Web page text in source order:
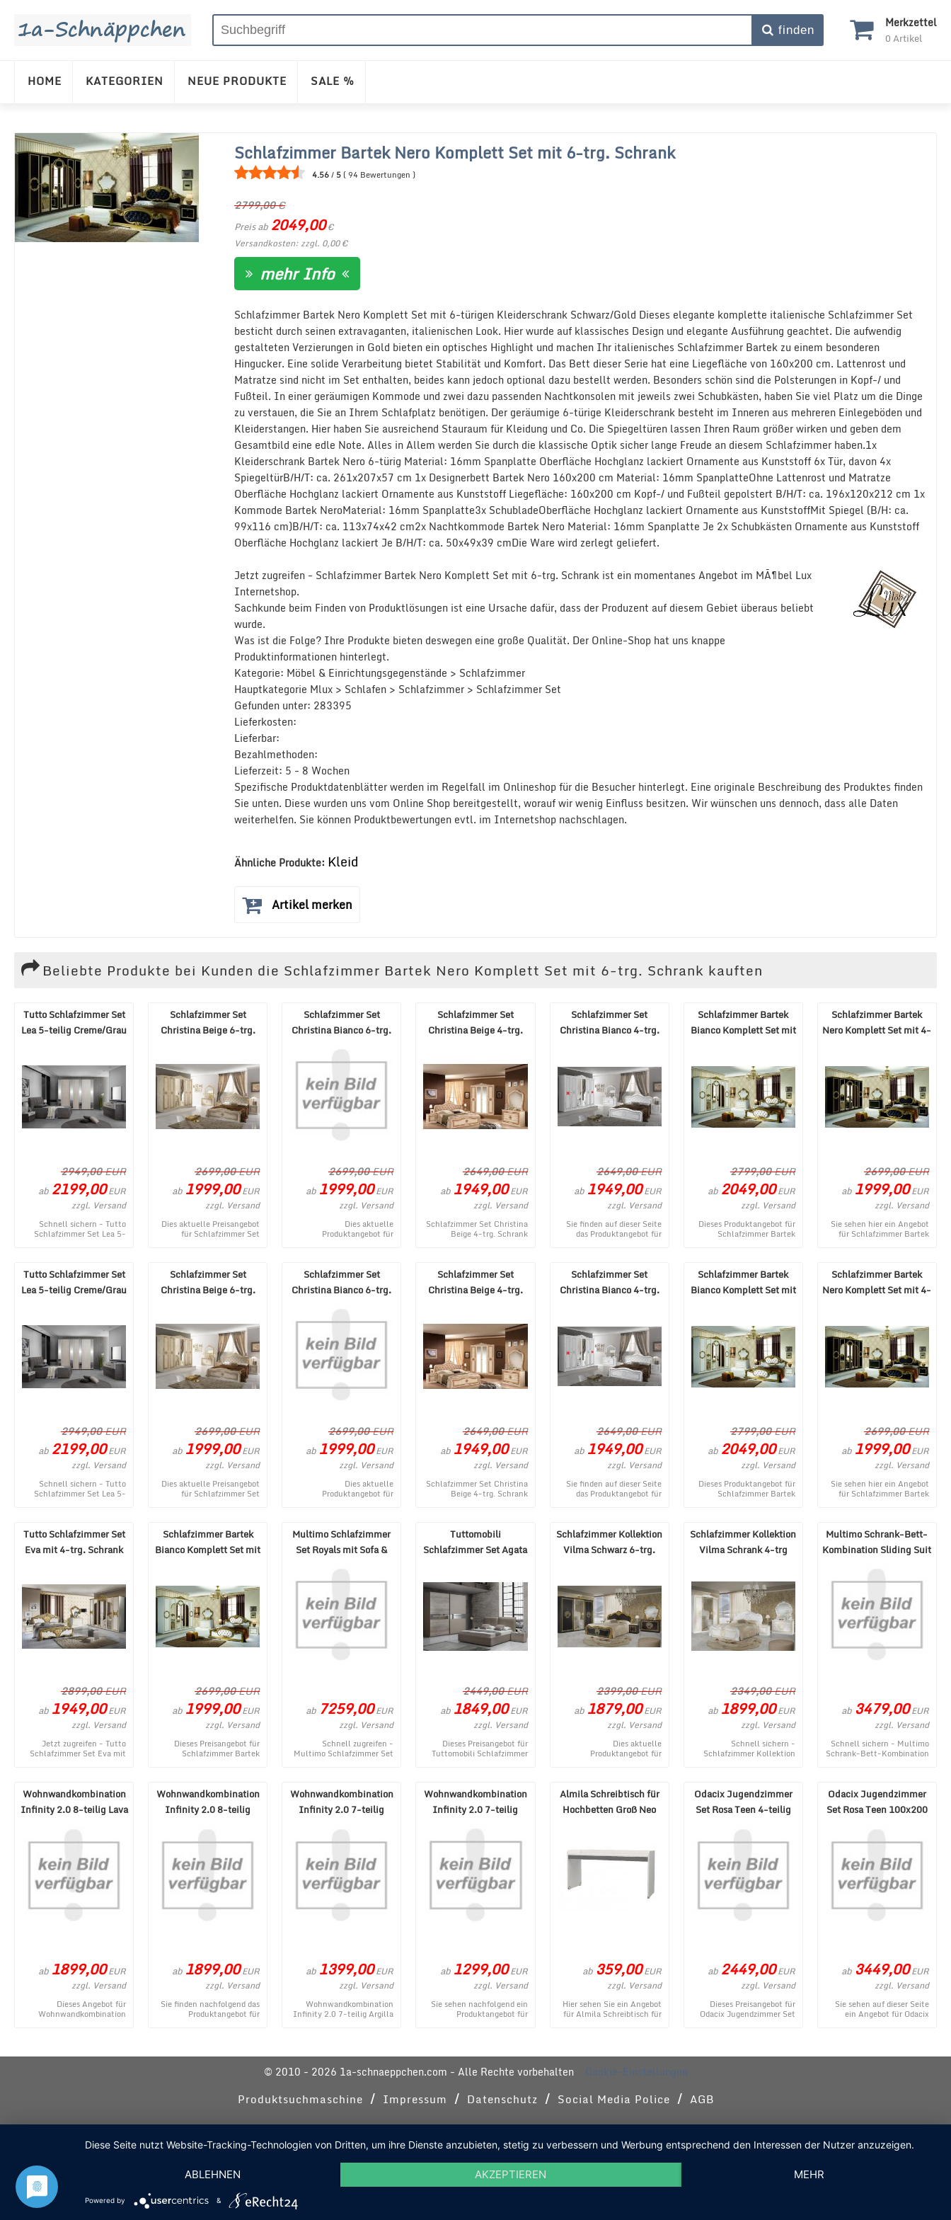
finden Merkzettel
0Artikel
HOME KATEGORIEN NEUE PRODUKTE SALE %
Schlafzimmer Bartek Nero Komplett Set mit 6-trg. Schrank
4.56/ 5 (94 Bewertungen )
2799,00€
Preis ab 2049,00€
Versandkosten: zzgl. 0,00 €
mehr Info
Schlafzimmer Bartek Nero Komplett Set mit 6-türigen Kleiderschrank Schwarz/Gold Dieses elegante komplette italienische Schlafzimmer Set
besticht durch seinen extravaganten, italienischen Look. Hier wurde auf klassisches Design und elegante Ausführung geachtet. Die aufwendig
gestalteten Verzierungen in Gold bieten ein optisches Highlight und machen Ihr italienisches Schlafzimmer Bartek zu einem besonderen
Hingucker. Eine solide Verarbeitung bietet Stabilität und Komfort. Das Bett dieser Serie hat eine Liegefläche von 160x200 cm. Lattenrost und
Matratze sind nicht im Set enthalten, beides kann jedoch optional dazu bestellt werden. Besonders schön sind die Polsterungen in Kopf-/ und
Fußteil. In einer geräumigen Kommode und zwei dazu passenden Nachtkonsolen mit jeweils zwei Schubkästen, haben Sie viel Platz um die Dinge
zu verstauen, die Sie an Ihrem Schlafplatz benötigen. Der geräumige 6-türige Kleiderschrank besteht im Inneren aus mehreren Einlegeböden und
Kleiderstangen. Hier haben Sie ausreichend Stauraum für Kleidung und Co. Die Spiegeltüren lassen Ihren Raum größer wirken und geben dem
Gesamtbild eine edle Note. Alles in Allem werden Sie durch die klassische Optik sicher lange Freude an diesem Schlafzimmer haben.1x
Kleiderschrank Bartek Nero 6-türig Material: 16mm Spanplatte Oberfläche Hochglanz lackiert Ornamente aus Kunststoff 6x Tür, davon 4x
SpiegeltürB/H/T: ca. 261x207x57 cm 1x Designerbett Bartek Nero 160x200 cm Material: 16mm SpanplatteOhne Lattenrost und Matratze
Oberfläche Hochglanz lackiert Ornamente aus Kunststoff Liegefläche: 160x200 cm Kopf-/ und Fußteil gepolstert B/H/T: ca. 196x120x212 cm 1x
Kommode Bartek NeroMaterial: 16mm Spanplatte3x SchubladeOberfläche Hochglanz lackiert Ornamente aus KunststoffMit Spiegel (B/H: ca.
99x116 cm)B/H/T: ca. 113x74x42 cm2x Nachtkommode Bartek Nero Material: 16mm Spanplatte Je 2x Schubkästen Ornamente aus Kunststoff
Oberfläche Hochglanz lackiert Je B/H/T: ca. 50x49x39 cmDie Ware wird zerlegt geliefert.
Jetzt zugreifen - Schlafzimmer Bartek Nero Komplett Set mit 6-trg. Schrank ist ein momentanes Angebot im MÃ¶bel Lux
Internetshop.
Sachkunde beim Finden von Produktlösungen ist eine Ursache dafür, dass der Produzent auf diesem Gebiet überaus beliebt
wurde.
Was ist die Folge? Ihre Produkte bieten deswegen eine große Qualität. Der Online-Shop hat uns knappe
Produktinformationen hinterlegt.
Kategorie: Möbel & Einrichtungsgegenstände > Schlafzimmer
Hauptkategorie Mlux > Schlafen > Schlafzimmer > Schlafzimmer Set
Gefunden unter: 283395
Lieferkosten:
Lieferbar:
Bezahlmethoden:
Lieferzeit: 5 - 8 Wochen
Spezifische Produktdatenblätter werden im Regelfall im Onlineshop für die Besucher hinterlegt. Eine originale Beschreibung des Produktes finden
Sie unten. Diese wurden uns vom Online Shop bereitgestellt, worauf wir wenig Einfluss besitzen. Wir wünschen uns dennoch, dass alle Daten
weiterhelfen. Sie können Produktbewertungen evtl. im Internetshop nachschlagen.
Ähnliche Produkte: Kleid
Artikel merken
Beliebte Produkte bei Kunden die Schlafzimmer Bartek Nero Komplett Set mit 6-trg. Schrank kauften
Tutto Schlafzimmer Set
Lea 5-teilig Creme/Grau
2949,00EUR
ab 2199,00EUR
zzgl. Versand
Schnell sichern - Tutto
Schlafzimmer Set Lea 5-
Schlafzimmer Set
Christina Beige 6-trg.
2699,00EUR
ab 1999,00EUR
zzgl. Versand
Dies aktuelle Preisangebot
für Schlafzimmer Set
Schlafzimmer Set
Christina Bianco 6-trg.
2699,00EUR
ab 1999,00EUR
zzgl. Versand
Dies aktuelle
Produktangebot für
Schlafzimmer Set
Christina Beige 4-trg.
2649,00EUR
ab 1949,00EUR
zzgl. Versand
Schlafzimmer Set Christina
Beige 4-trg. Schrank
Schlafzimmer Set
Christina Bianco 4-trg.
2649,00EUR
ab 1949,00EUR
zzgl. Versand
Sie finden auf dieser Seite
das Produktangebot für
Schlafzimmer Bartek
Bianco Komplett Set mit
2799,00EUR
ab 2049,00EUR
zzgl. Versand
Dieses Produktangebot für
Schlafzimmer Bartek
Schlafzimmer Bartek
Nero Komplett Set mit 4-
2699,00EUR
ab 1999,00EUR
zzgl. Versand
Sie sehen hier ein Angebot
für Schlafzimmer Bartek
Tutto Schlafzimmer Set
Lea 5-teilig Creme/Grau
2949,00EUR
ab 2199,00EUR
zzgl. Versand
Schnell sichern - Tutto
Schlafzimmer Set Lea 5-
Schlafzimmer Set
Christina Beige 6-trg.
2699,00EUR
ab 1999,00EUR
zzgl. Versand
Dies aktuelle Preisangebot
für Schlafzimmer Set
Schlafzimmer Set
Christina Bianco 6-trg.
2699,00EUR
ab 1999,00EUR
zzgl. Versand
Dies aktuelle
Produktangebot für
Schlafzimmer Set
Christina Beige 4-trg.
2649,00EUR
ab 1949,00EUR
zzgl. Versand
Schlafzimmer Set Christina
Beige 4-trg. Schrank
Schlafzimmer Set
Christina Bianco 4-trg.
2649,00EUR
ab 1949,00EUR
zzgl. Versand
Sie finden auf dieser Seite
das Produktangebot für
Schlafzimmer Bartek
Bianco Komplett Set mit
2799,00EUR
ab 2049,00EUR
zzgl. Versand
Dieses Produktangebot für
Schlafzimmer Bartek
Schlafzimmer Bartek
Nero Komplett Set mit 4-
2699,00EUR
ab 1999,00EUR
zzgl. Versand
Sie sehen hier ein Angebot
für Schlafzimmer Bartek
Tutto Schlafzimmer Set
Eva mit 4-trg. Schrank
2899,00EUR
ab 1949,00EUR
zzgl. Versand
Jetzt zugreifen - Tutto
Schlafzimmer Set Eva mit
Schlafzimmer Bartek
Bianco Komplett Set mit
2699,00EUR
ab 1999,00EUR
zzgl. Versand
Dieses Preisangebot für
Schlafzimmer Bartek
Multimo Schlafzimmer
Set Royals mit Sofa &
ab 7259,00EUR
zzgl. Versand
Schnell zugreifen -
Multimo Schlafzimmer Set
Tuttomobili
Schlafzimmer Set Agata
2449,00EUR
ab 1849,00EUR
zzgl. Versand
Dieses Preisangebot für
Tuttomobili Schlafzimmer
Schlafzimmer Kollektion
Vilma Schwarz 6-trg.
2399,00EUR
ab 1879,00EUR
zzgl. Versand
Dies aktuelle
Produktangebot für
Schlafzimmer Kollektion
Vilma Schrank 4-trg
2349,00EUR
ab 1899,00EUR
zzgl. Versand
Schnell sichern -
Schlafzimmer Kollektion
Multimo Schrank-Bett-
Kombination Sliding Suit
ab 3479,00EUR
zzgl. Versand
Schnell sichern - Multimo
Schrank-Bett-Kombination
Wohnwandkombination
Infinity 2.0 8-teilig Lava
ab 1899,00EUR
zzgl. Versand
Dieses Angebot für
Wohnwandkombination
Wohnwandkombination
Infinity 2.0 8-teilig
ab 1899,00EUR
zzgl. Versand
Sie finden nachfolgend das
Produktangebot für
Wohnwandkombination
Infinity 2.0 7-teilig
ab 1399,00EUR
zzgl. Versand
Wohnwandkombination
Infinity 2.0 7-teilig Argilla
Wohnwandkombination
Infinity 2.0 7-teilig
ab 1299,00EUR
zzgl. Versand
Sie sehen nachfolgend ein
Produktangebot für
Almila Schreibtisch für
Hochbetten Groß Neo
ab 359,00EUR
zzgl. Versand
Hier sehen Sie ein Angebot
für Almila Schreibtisch für
Odacix Jugendzimmer
Set Rosa Teen 4-teilig
ab 2449,00EUR
zzgl. Versand
Dieses Preisangebot für
Odacix Jugendzimmer Set
Odacix Jugendzimmer
Set Rosa Teen 100x200
ab 3449,00EUR
zzgl. Versand
Sie sehen auf dieser Seite
ein Angebot für Odacix
© 2010 - 2026 1a-schnaeppchen.com - Alle Rechte vorbehalten Cookie-Einstellungen
Produktsuchmaschine / Impressum / Datenschutz / Social Media Police / AGB
Diese Seite nutzt Website-Tracking-Technologien von Dritten, um ihre Dienste anzubieten, stetig zu verbessern und Werbung entsprechend den Interessen der Nutzer anzuzeigen.
ABLEHNEN AKZEPTIEREN MEHR
Powered by &